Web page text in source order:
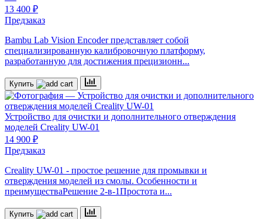
13 400 ₽
Предзаказ
Bambu Lab Vision Encoder представляет собой
специализированную калибровочную платформу,
разработанную для достижения прецизионн...
Купить
Устройство для очистки и дополнительного отверждения
моделей Creality UW-01
14 900 ₽
Предзаказ
Creality UW-01 - простое решение для промывки и
отверждения моделей из смолы. Особенности и
преимуществаРешение 2-в-1Простота и...
Купить